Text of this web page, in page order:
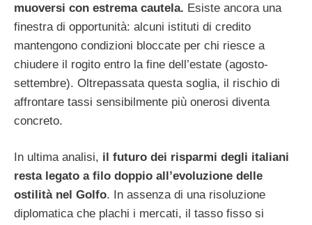
muoversi con estrema cautela. Esiste ancora una
finestra di opportunità: alcuni istituti di credito
mantengono condizioni bloccate per chi riesce a
chiudere il rogito entro la fine dell’estate (agosto-
settembre). Oltrepassata questa soglia, il rischio di
affrontare tassi sensibilmente più onerosi diventa
concreto.
In ultima analisi, il futuro dei risparmi degli italiani
resta legato a filo doppio all’evoluzione delle
ostilità nel Golfo. In assenza di una risoluzione
diplomatica che plachi i mercati, il tasso fisso si